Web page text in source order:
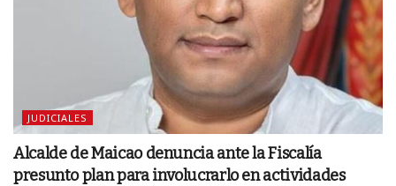
JUDICIALES
Alcalde de Maicao denuncia ante la Fiscalía
presunto plan para involucrarlo en actividades